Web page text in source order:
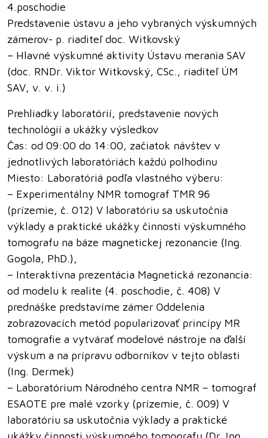
4.poschodie
Predstavenie ústavu a jeho vybraných výskumných
zámerov- p. riaditeľ doc. Witkovský
– Hlavné výskumné aktivity Ústavu merania SAV
(doc. RNDr. Viktor Witkovský, CSc., riaditeľ ÚM
SAV, v. v. i.)
Prehliadky laboratórií, predstavenie nových
technológií a ukážky výsledkov
Čas: od 09:00 do 14:00, začiatok návštev v
jednotlivých laboratóriách každú polhodinu
Miesto: Laboratóriá podľa vlastného výberu:
– Experimentálny NMR tomograf TMR 96
(prízemie, č. 012) V laboratóriu sa uskutočnia
výklady a praktické ukážky činnosti výskumného
tomografu na báze magnetickej rezonancie (Ing.
Gogola, PhD.),
– Interaktívna prezentácia Magnetická rezonancia:
od modelu k realite (4. poschodie, č. 408) V
prednáške predstavíme zámer Oddelenia
zobrazovacích metód popularizovať princípy MR
tomografie a vytvárať modelové nástroje na ďalší
výskum a na prípravu odborníkov v tejto oblasti
(Ing. Dermek)
– Laboratórium Národného centra NMR – tomograf
ESAOTE pre malé vzorky (prízemie, č. 009) V
laboratóriu sa uskutočnia výklady a praktické